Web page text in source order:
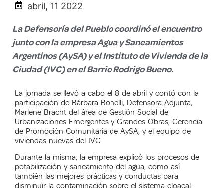
abril, 11 2022
La Defensoría del Pueblo coordinó el encuentro
junto con la empresa Agua y Saneamientos
Argentinos (AySA) y el Instituto de Vivienda de la
Ciudad (IVC) en el Barrio Rodrigo Bueno.
La jornada se llevó a cabo el 8 de abril y contó con la
participación de Bárbara Bonelli, Defensora Adjunta,
Marlene Bracht del área de Gestión Social de
Urbanizaciones Emergentes y Grandes Obras, Gerencia
de Promoción Comunitaria de AySA, y el equipo de
viviendas nuevas del IVC.
Durante la misma, la empresa explicó los procesos de
potabilización y saneamiento del agua, como así
también las mejores prácticas y conductas para
disminuir la contaminación sobre el sistema cloacal.